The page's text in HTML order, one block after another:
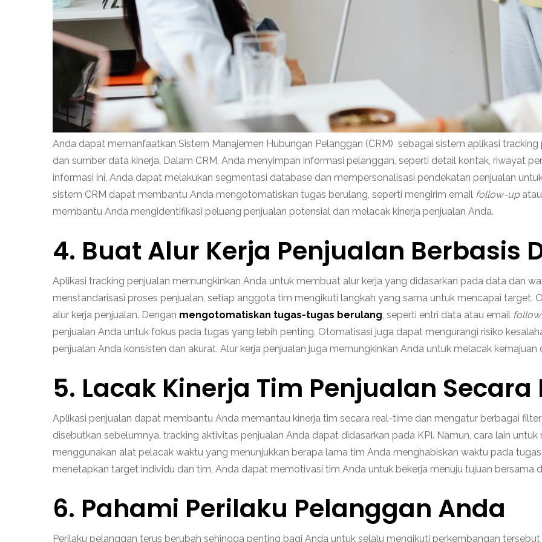
Anda dapat memanfaatkan Sistem Manajemen Hubungan Pelanggan (CRM) sebagai sistem aplikasi
dan sumber data kinerja. Dalam CRM, Anda menyimpan informasi pelanggan, seperti detail kontak, riwayat
informasi ini, Anda dapat melakukan segmentasi database dan mempersonalisasi pendekatan penjualan
sistem CRM dapat membantu Anda mengotomatiskan tugas berulang, seperti mengirim email follow-up
membantu Anda mengidentifikasi peluang penjualan potensial dan melacak kinerja penjualan Anda.
4. Buat Alur Kerja Penjualan Berbasis
Aplikasi tracking penjualan memungkinkan Anda untuk membuat alur kerja yang didasarkan pada data dan
menstandarisasi proses penjualan, setiap anggota tim mengikuti langkah yang sama untuk mencapai target.
alur kerja penjualan. Dengan mengotomatiskan tugas-tugas berulang, seperti entri data atau email
penjualan Anda untuk fokus pada tugas yang lebih penting. Otomatisasi juga dapat mengurangi risiko
penjualan Anda konsisten dan akurat. Alur kerja penjualan juga memungkinkan Anda untuk melacak
5. Lacak Kinerja Tim Penjualan
Aplikasi penjualan dapat membantu Anda memantau kinerja tim secara real-time dan mengatur berbagai
disebutkan sebelumnya, tracking aktivitas penjualan Anda dapat didasarkan pada KPI. Namun, cara lain
menggunakan alat pelacak waktu yang menunjukkan berapa lama tim Anda menghabiskan waktu pada
menetapkan target individu dan tim, Anda dapat memotivasi tim Anda untuk bekerja menuju tujuan bersama
6. Pahami Perilaku Pelanggan Anda
Perilaku pelanggan terus berubah sehingga penting bagi Anda untuk selalu mengikuti perkembangan